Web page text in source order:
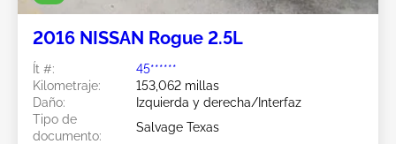
2016 NISSAN Rogue 2.5L
Ít #:
45******
Kilometraje:
153,062 millas
Daño:
Izquierda y derecha/Interfaz
Tipo de
documento:
Salvage Texas